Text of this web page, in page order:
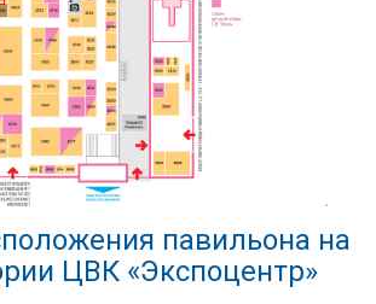
павильона на
ЦВК «Экспоцентр»